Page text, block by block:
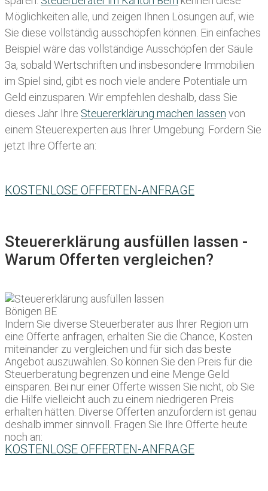
Möglichkeiten alle, und zeigen Ihnen Lösungen auf, wie
Sie diese vollständig ausschöpfen können. Ein einfaches
Beispiel wäre das vollständige Ausschöpfen der Säule
3a, sobald Wertschriften und insbesondere Immobilien
im Spiel sind, gibt es noch viele andere Potentiale um
Geld einzusparen. Wir empfehlen deshalb, dass Sie
dieses Jahr Ihre Steuererklärung machen lassen von
einem Steuerexperten aus Ihrer Umgebung. Fordern Sie
jetzt Ihre Offerte an:
KOSTENLOSE OFFERTEN-ANFRAGE
Steuererklärung ausfüllen lassen -
Warum Offerten vergleichen?
Indem Sie diverse Steuerberater aus Ihrer Region um
eine Offerte anfragen, erhalten Sie die Chance, Kosten
miteinander zu vergleichen und für sich das beste
Angebot auszuwählen. So können Sie den Preis für die
Steuerberatung begrenzen und eine Menge Geld
einsparen. Bei nur einer Offerte wissen Sie nicht, ob Sie
die Hilfe vielleicht auch zu einem niedrigeren Preis
erhalten hätten. Diverse Offerten anzufordern ist genau
deshalb immer sinnvoll. Fragen Sie Ihre Offerte heute
noch an:
KOSTENLOSE OFFERTEN-ANFRAGE